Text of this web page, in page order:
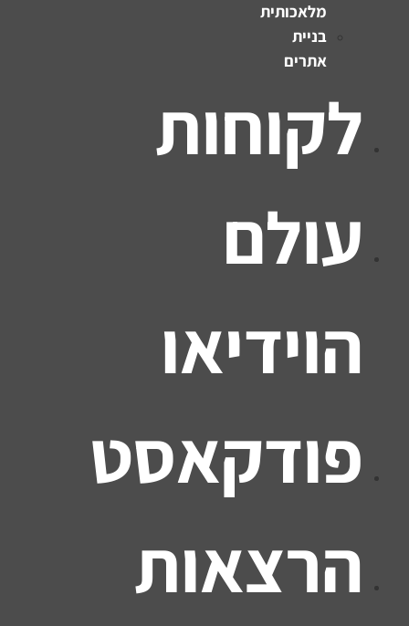
מלאכותית
בניית
אתרים
לקוחות
עולם
הוידיאו
פודקאסט
הרצאות